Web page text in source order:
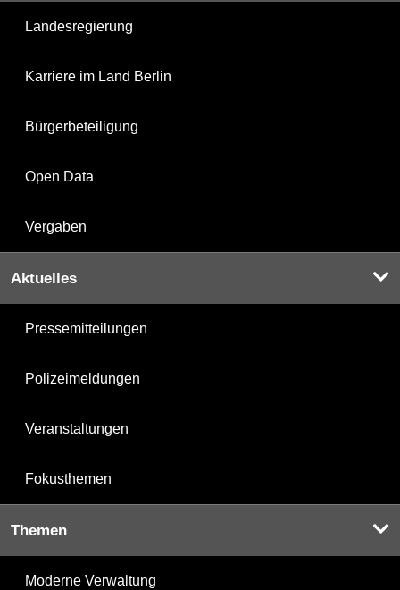
Landesregierung
Karriere im Land Berlin
Bürgerbeteiligung
Open Data
Vergaben
Aktuelles
Pressemitteilungen
Polizeimeldungen
Veranstaltungen
Fokusthemen
Themen
Moderne Verwaltung